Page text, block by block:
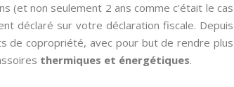
(et non seulement 2 ans comme c’était le cas
déclaré sur votre déclaration fiscale. Depuis
de copropriété, avec pour but de rendre plus
thermiques et énergétiques.